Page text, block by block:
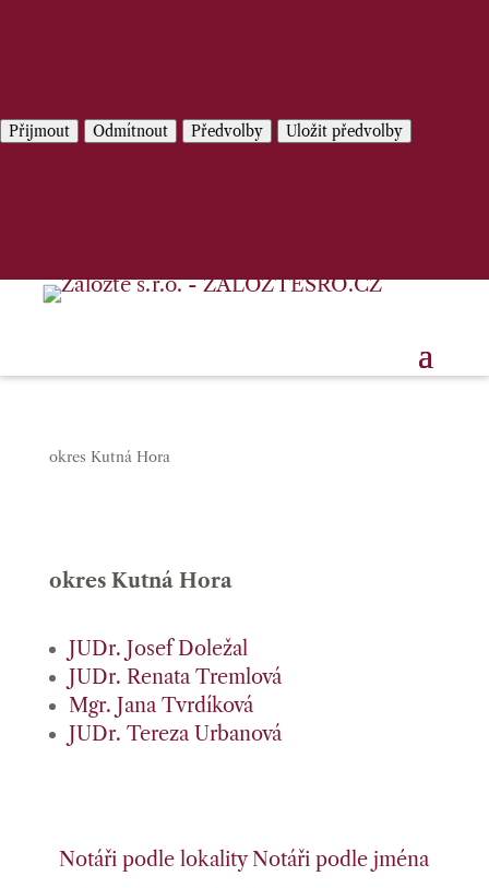
Přijmout Odmítnout Předvolby Uložit předvolby
okres Kutná Hora
okres Kutná Hora
JUDr. Josef Doležal
JUDr. Renata Tremlová
Mgr. Jana Tvrdíková
JUDr. Tereza Urbanová
Notáři podle lokality Notáři podle jména